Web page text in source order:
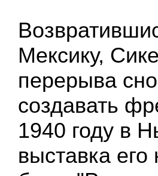
Мексику,
перерыва
создавать
1940 году в
выставка его